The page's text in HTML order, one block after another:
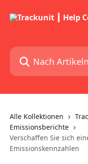
Nach Artikeln suchen
Alle Kollektionen
Emissionsberichte
Verschaffen Sie sich
Emissionskennzahlen